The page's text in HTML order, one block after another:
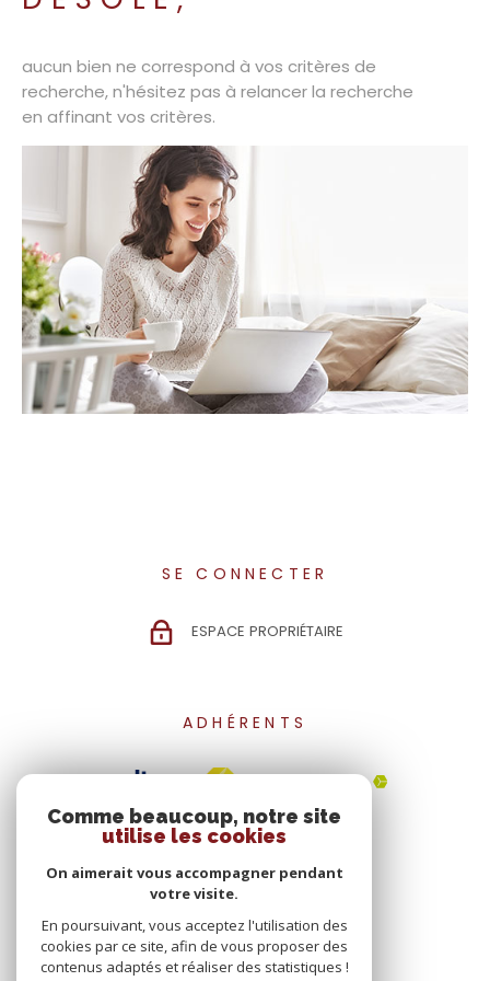
aucun bien ne correspond à vos critères de
recherche, n'hésitez pas à relancer la recherche
en affinant vos critères.
SE CONNECTER
ESPACE PROPRIÉTAIRE
ADHÉRENTS
Comme beaucoup, notre site
utilise les cookies
On aimerait vous accompagner pendant
votre visite.
En poursuivant, vous acceptez l'utilisation des
cookies par ce site, afin de vous proposer des
contenus adaptés et réaliser des statistiques !